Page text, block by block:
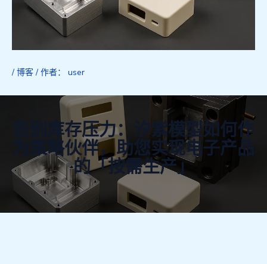
/ 博客/ 作者： user
告别库存压力：汐紫模型如何作
为策略伙伴，助您实现电子产品
的「按需生产」